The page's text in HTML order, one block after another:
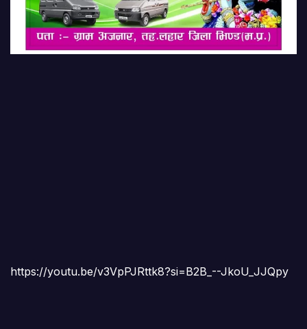
https://youtu.be/v3VpPJRttk8?si=B2B_--JkoU_JJQpy